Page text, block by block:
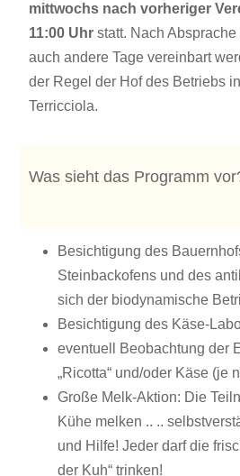
mittwochs nach vorheriger
11:00 Uhr statt. Nach Absprache
auch andere Tage vereinbart
der Regel der Hof des Betriebs
Terricciola.
Was sieht das Programm
Besichtigung des
Steinbackofens und des
sich der biodynamische
Besichtigung des Käse-
eventuell Beobachtung der
„Ricotta“ und/oder Käse (je
Große Melk-Aktion: Die
Kühe melken .. ..
und Hilfe! Jeder darf die
der Kuh“ trinken!